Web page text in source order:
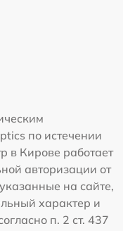
по истечении
в Кирове работает
авторизации от
на сайте,
характер и
п. 2 ст. 437